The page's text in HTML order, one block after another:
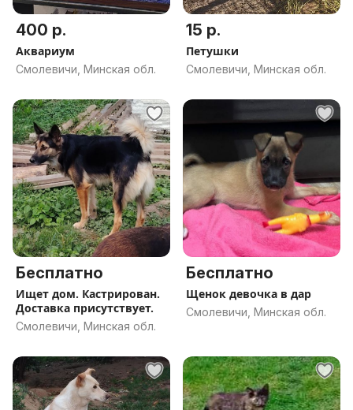
400 р.
Аквариум
Смолевичи, Минская обл.
15 р.
Петушки
Смолевичи, Минская обл.
Бесплатно
Ищет дом. Кастрирован.
Доставка присутствует.
Смолевичи, Минская обл.
Бесплатно
Щенок девочка в дар
Смолевичи, Минская обл.